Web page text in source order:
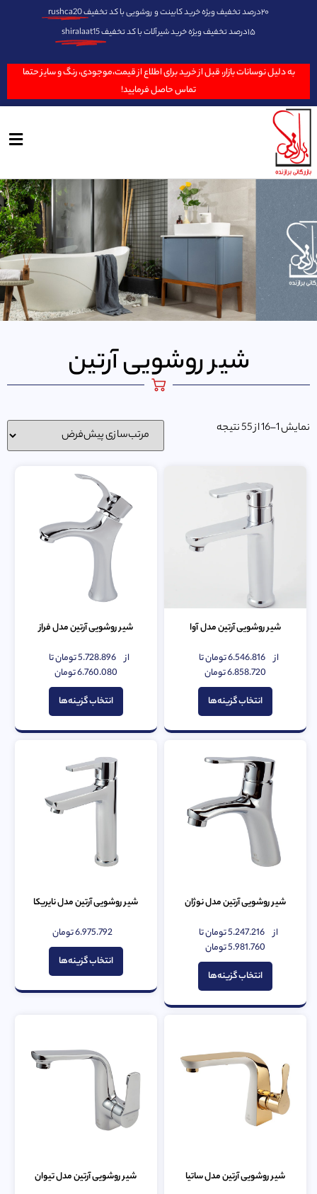
۲۰درصد تخفیف ویژه خرید کابینت و روشویی با کد تخفیف
rushca20
۱۵درصد تخفیف ویژه خرید شیرآلات با کد تخفیف
shiralaat15
به دلیل نوسانات بازار، قبل از خرید برای اطلاع از قیمت،موجودی، رنگ و سایز حتما
تماس حاصل فرمایید!
شیر روشویی آرتین
نمایش 1–16 از 55 نتیجه
شیر روشویی آرتین مدل آوا
امتیاز
0
از 6.546.816تومانتا
6.858.720تومان
انتخاب گزینه‌ها
شیر روشویی آرتین مدل فراز
امتیاز
0
از 5.728.896تومانتا
6.760.080تومان
انتخاب گزینه‌ها
شیر روشویی آرتین مدل نوژان
امتیاز
0
5
از 5.247.216تومانتا
5.981.760تومان
انتخاب گزینه‌ها
شیر روشویی آرتین مدل نایریکا
امتیاز
0
از
5
6.975.792تومان
انتخاب گزینه‌ها
شیر روشویی آرتین مدل ساتیا شیر روشویی آرتین مدل تیوان